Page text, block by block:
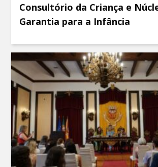
Consultório da Criança e
Garantia para a Infância